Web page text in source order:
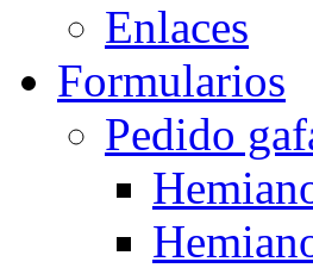
Enlaces
Formularios
Pedido